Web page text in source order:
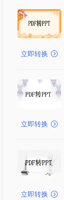
立即转换
立即转换
立即转换